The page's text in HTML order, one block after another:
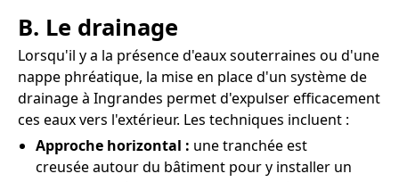
B. Le drainage
Lorsqu'il y a la présence d'eaux souterraines ou d'une
nappe phréatique, la mise en place d'un système de
drainage à Ingrandes permet d'expulser efficacement
ces eaux vers l'extérieur. Les techniques incluent :
Approche horizontal : une tranchée est
creusée autour du bâtiment pour y installer un